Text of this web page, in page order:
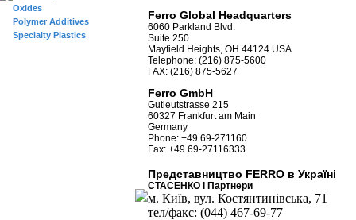
Oxides
Polymer Additives
Specialty Plastics
Ferro Global Headquarters
6060 Parkland Blvd.
Suite 250
Mayfield Heights, OH 44124 USA
Telephone: (216) 875-5600
FAX: (216) 875-5627
Ferro GmbH
Gutleutstrasse 215
60327 Frankfurt am Main
Germany
Phone: +49 69-271160
Fax: +49 69-27116333
Представництво FERRO в Україні
СТАСЕНКО і Партнери
м. Київ, вул. Костянтинівська, 71
тел/факс: (044) 467-69-77